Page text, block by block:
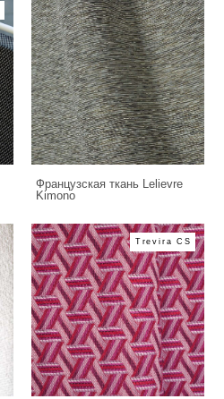
Французская ткань Lelievre
Kimono
Trevira CS